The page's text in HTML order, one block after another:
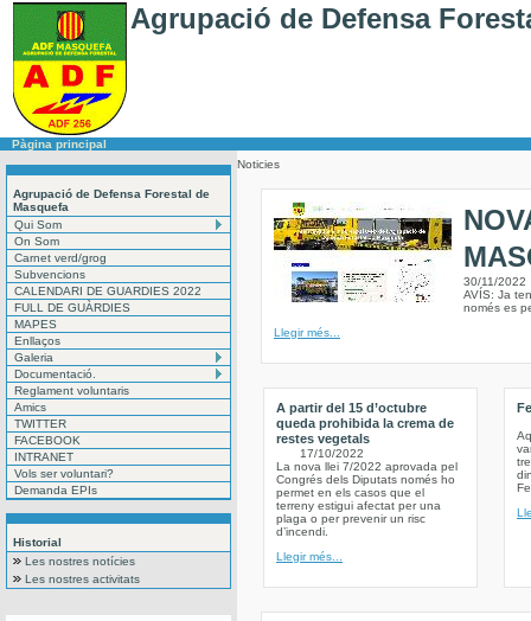
Agrupació de Defensa
Pàgina principal
Agrupació de Defensa Forestal de
Masquefa
Qui Som
On Som
Carnet verd/grog
Subvencions
CALENDARI DE GUARDIES 2022
FULL DE GUÀRDIES
MAPES
Enllaços
Galeria
Documentació.
Reglament voluntaris
Amics
TWITTER
FACEBOOK
INTRANET
Vols ser voluntari?
Demanda EPIs
Historial
Les nostres notícies
Les nostres activitats
Noticies
30/11/2022
AVÍS: Ja
només es
Llegir més...
A partir del 15 d’octubre
queda prohibida la crema de
restes vegetals
17/10/2022
La nova llei 7/2022 aprovada pel
Congrés dels Diputats només ho
permet en els casos que el
terreny estigui afectat per una
plaga o per prevenir un risc
d’incendi.
Llegir més...